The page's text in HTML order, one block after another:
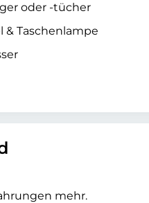
oder -tücher
& Taschenlampe
mehr.